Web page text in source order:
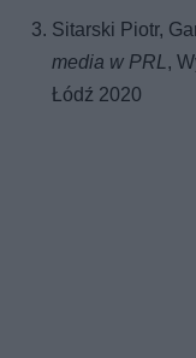
Sitarski Piotr,
media w PRL ,
Łódź 2020